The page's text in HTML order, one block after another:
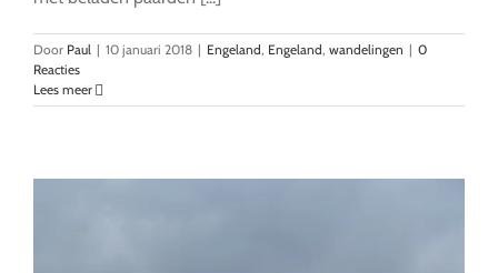
Door Paul | 10 januari 2018 | Engeland, Engeland, wandelingen | 0
Reacties
Lees meer